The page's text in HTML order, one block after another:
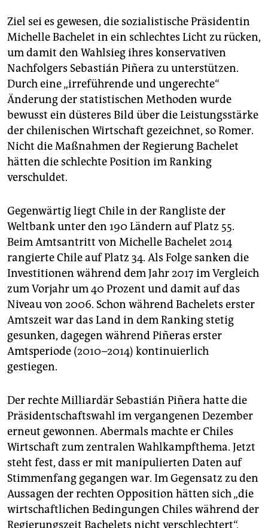
Ziel sei es gewesen, die sozialistische Präsidentin
Michelle Bachelet in ein schlechtes Licht zu rücken,
um damit den Wahlsieg ihres konservativen
Nachfolgers Sebastián Piñera zu unterstützen.
Durch eine „irreführende und ungerechte“
Änderung der statistischen Methoden wurde
bewusst ein düsteres Bild über die Leistungsstärke
der chilenischen Wirtschaft gezeichnet, so Romer.
Nicht die Maßnahmen der Regierung Bachelet
hätten die schlechte Position im Ranking
verschuldet.
Gegenwärtig liegt Chile in der Rangliste der
Weltbank unter den 190 Ländern auf Platz 55.
Beim Amtsantritt von Michelle Bachelet 2014
rangierte Chile auf Platz 34. Als Folge sanken die
Investitionen während dem Jahr 2017 im Vergleich
zum Vorjahr um 40 Prozent und damit auf das
Niveau von 2006. Schon während Bachelets erster
Amtszeit war das Land in dem Ranking stetig
gesunken, dagegen während Piñeras erster
Amtsperiode (2010–2014) kontinuierlich
gestiegen.
Der rechte Milliardär Sebastián Piñera hatte die
Präsidentschaftswahl im vergangenen Dezember
erneut gewonnen. Abermals machte er Chiles
Wirtschaft zum zentralen Wahlkampfthema. Jetzt
steht fest, dass er mit manipulierten Daten auf
Stimmenfang gegangen war. Im Gegensatz zu den
Aussagen der rechten Opposition hätten sich „die
wirtschaftlichen Bedingungen Chiles während der
Regierungszeit Bachelets nicht verschlechtert“,